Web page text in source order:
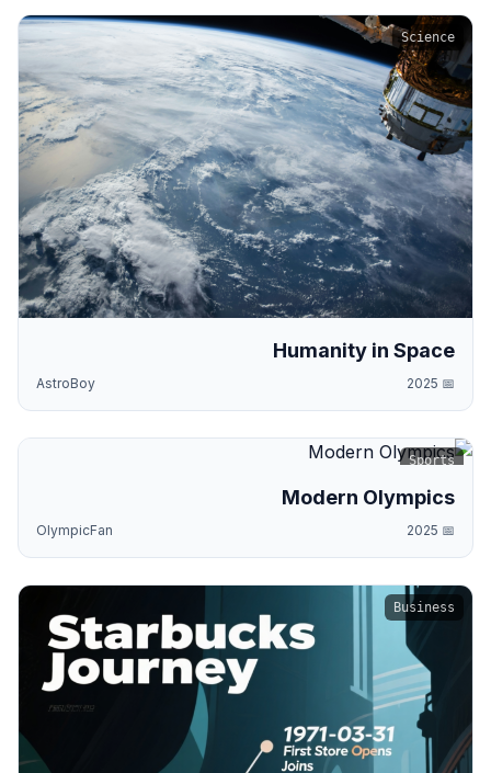
Science
Humanity in Space
📅
2025
AstroBoy
Sports
Modern Olympics
📅
2025
OlympicFan
Business